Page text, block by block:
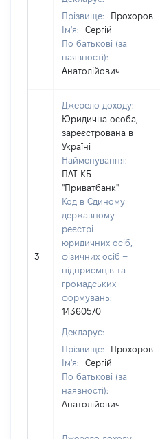
Прізвище:
Прохоров
Ім'я:
Сергій
По батькові (за
наявності):
Анатолійович
3
Джерело доходу:
Юридична особа,
зареєстрована в
Україні
Найменування:
ПАТ КБ
"Приватбанк"
Код в Єдиному
державному
реєстрі
юридичних осіб,
фізичних осіб –
підприємців та
громадських
формувань:
14360570
Декларує:
Прізвище:
Прохоров
Ім'я:
Сергій
По батькові (за
наявності):
Анатолійович